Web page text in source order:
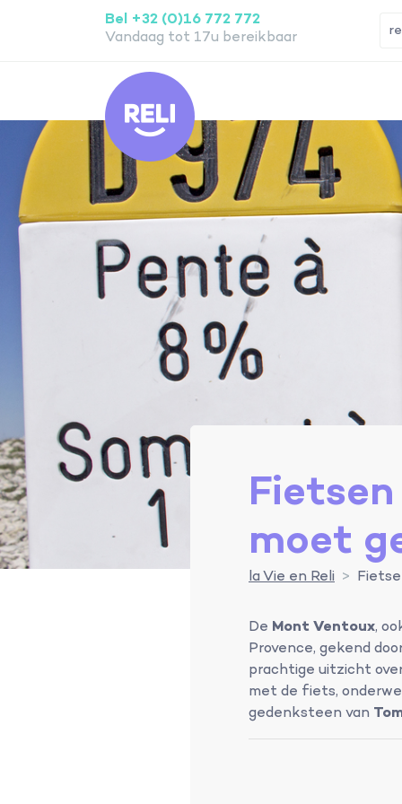
Reli
Bel +32 (0)16 772 772
Vandaag tot 17u bereikbaar
moet
la Vie en Reli
De Mont Ventoux,
Provence, gekend
prachtige uitzicht
met de fiets,
gedenksteen van